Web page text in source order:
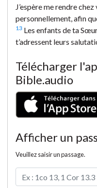
J’espère me rendre
personnellement, afin
13 Les enfants de ta
t’adressent leurs
Télécharger
Bible.audio
Afficher un
Veuillez saisir un passage.